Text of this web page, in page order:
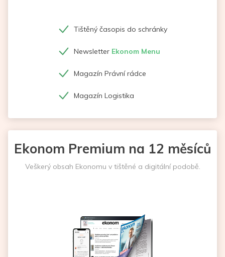
Tištěný časopis do schránky
Newsletter Ekonom Menu
Magazín Právní rádce
Magazín Logistika
Ekonom Premium na 12 měsíců
Veškerý obsah Ekonomu v tištěné a digitální podobě.